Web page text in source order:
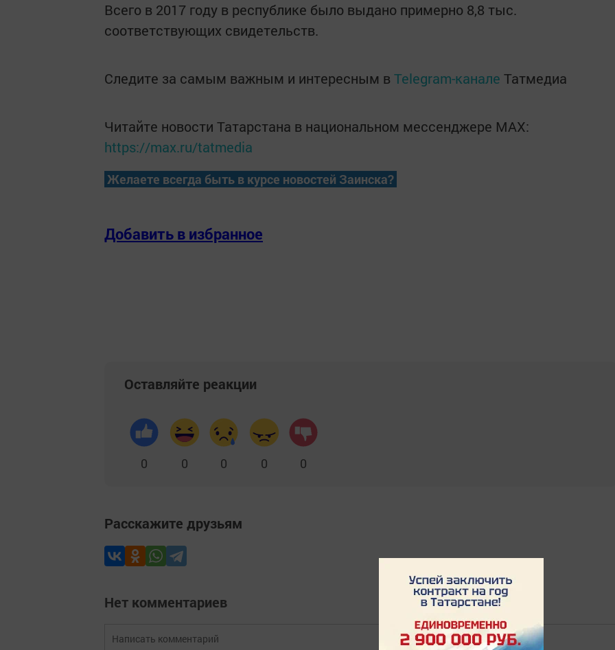
Всего в 2017 году в республике было выдано примерно 8,8 тыс.
соответствующих свидетельств.
Следите за самым важным и интересным в Telegram-канале Татмедиа
Читайте новости Татарстана в национальном мессенджере MАХ:
https://max.ru/tatmedia
Желаете всегда быть в курсе новостей Заинска?
Добавить в избранное
Оставляйте реакции
0 0 0 0 0
Расскажите друзьям
Нет комментариев